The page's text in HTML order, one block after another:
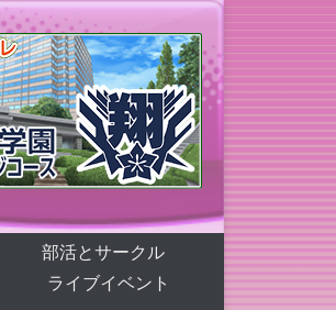
部活とサークル
ライブイベント